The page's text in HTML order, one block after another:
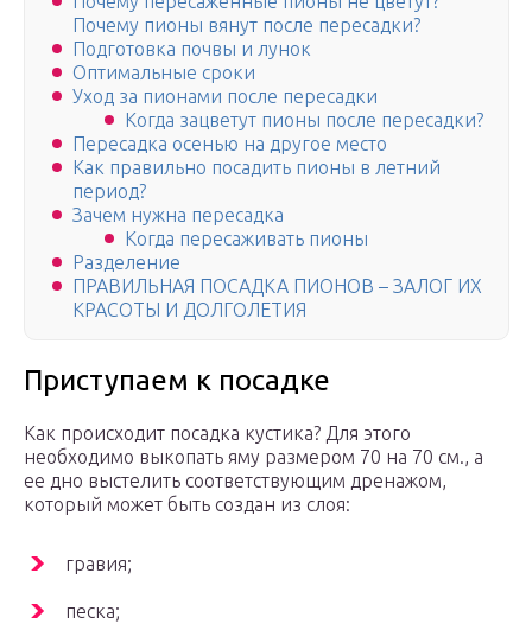
Почему пионы вянут после пересадки?
Подготовка почвы и лунок
Оптимальные сроки
Уход за пионами после пересадки
Когда зацветут пионы после пересадки?
Пересадка осенью на другое место
Как правильно посадить пионы в летний
период?
Зачем нужна пересадка
Когда пересаживать пионы
Разделение
ПРАВИЛЬНАЯ ПОСАДКА ПИОНОВ – ЗАЛОГ ИХ
КРАСОТЫ И ДОЛГОЛЕТИЯ
Приступаем к посадке
Как происходит посадка кустика? Для этого
необходимо выкопать яму размером 70 на 70 см., а
ее дно выстелить соответствующим дренажом,
который может быть создан из слоя:
гравия;
песка;